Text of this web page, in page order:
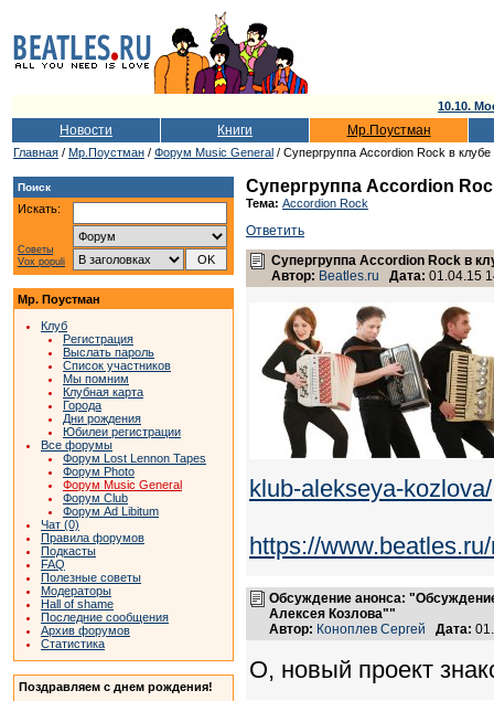
10.10.
Новости Книги Мр.Поустман
Главная / Мр.Поустман / Форум Music General / Супергруппа Accordion Rock в клубе
Поиск
Искать:
Советы
Vox populi
Мр. Поустман
Клуб
Регистрация
Выслать пароль
Список участников
Мы помним
Клубная карта
Города
Дни рождения
Юбилеи регистрации
Все форумы
Форум Lost Lennon Tapes
Форум Photo
Форум Music General
Форум Club
Форум Ad Libitum
Чат (0)
Правила форумов
Подкасты
FAQ
Полезные советы
Модераторы
Hall of shame
Последние сообщения
Архив форумов
Статистика
Поздравляем с днем рождения!
Супергруппа Accordion
Тема: Accordion Rock
Ответить
Супергруппа Accordion Rock в
Автор: Beatles.ru Дата: 01.04.15
klub-alekseya-kozlova/
https://
Обсуждение анонса:
Алексея Козлова""
Автор: Коноплев Сергей Дата:
О, новый проект